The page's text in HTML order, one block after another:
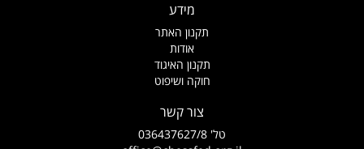
מידע
תקנון האתר
אודות
תקנון האיגוד
חוקה ושיפוט
צור קשר
טל' 036437627/8